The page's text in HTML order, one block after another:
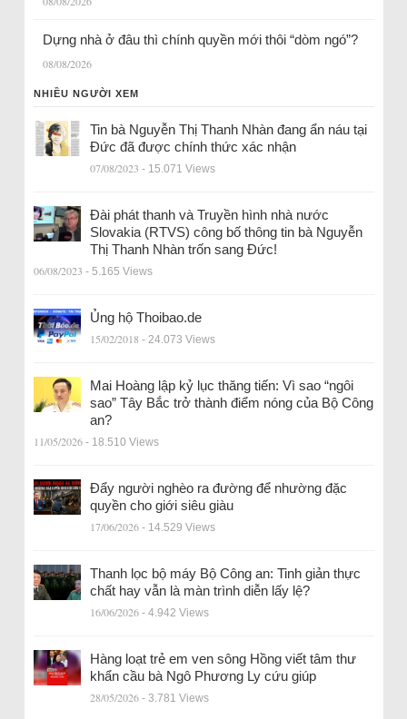
Dựng nhà ở đâu thì chính quyền mới thôi “dòm ngó”?
08/08/2026
NHIỀU NGƯỜI XEM
Tin bà Nguyễn Thị Thanh Nhàn đang ẩn náu tại
Đức đã được chính thức xác nhận
07/08/2023 - 15.071 Views
Đài phát thanh và Truyền hình nhà nước
Slovakia (RTVS) công bố thông tin bà Nguyễn
Thị Thanh Nhàn trốn sang Đức!
06/08/2023 - 5.165 Views
Ủng hộ Thoibao.de
15/02/2018 - 24.073 Views
Mai Hoàng lập kỷ lục thăng tiến: Vì sao “ngôi
sao” Tây Bắc trở thành điểm nóng của Bộ Công
an?
11/05/2026 - 18.510 Views
Đẩy người nghèo ra đường để nhường đặc
quyền cho giới siêu giàu
17/06/2026 - 14.529 Views
Thanh lọc bộ máy Bộ Công an: Tinh giản thực
chất hay vẫn là màn trình diễn lấy lệ?
16/06/2026 - 4.942 Views
Hàng loạt trẻ em ven sông Hồng viết tâm thư
khẩn cầu bà Ngô Phương Ly cứu giúp
28/05/2026 - 3.781 Views